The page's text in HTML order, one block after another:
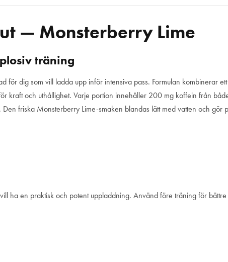
— Monsterberry Lime
träning
för dig som vill ladda upp inför intensiva pass. Formulan kombinerar
kraft och uthållighet. Varje portion innehåller 200 mg koffein från
friska Monsterberry Lime-smaken blandas lätt med vatten och gör
ha en praktisk och potent uppladdning. Använd före träning för